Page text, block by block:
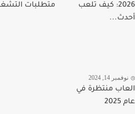
2026: كيف تلعب
متطلبات التشغيل
14, 2024
منتظرة في